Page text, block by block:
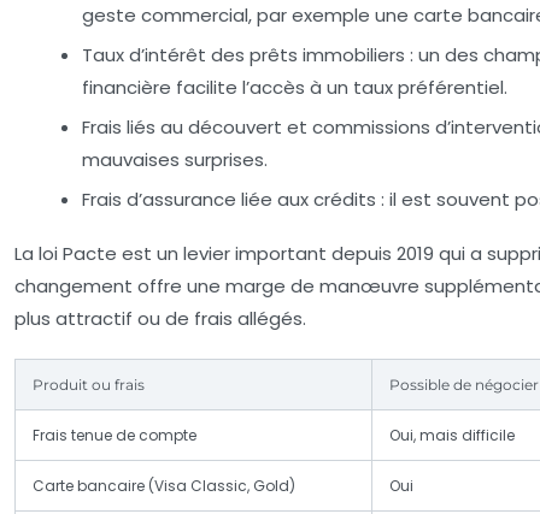
geste commercial, par exemple une carte
Taux d’intérêt des prêts immobiliers : un des
financière facilite l’accès à un taux préférentiel.
Frais liés au découvert et commissions
mauvaises surprises.
Frais d’assurance liée aux crédits : il est souvent
La loi Pacte est un levier important depuis 2019 qui a
changement offre une marge de manœuvre
plus attractif ou de frais allégés.
Produit ou frais Possible de
Frais tenue de compte Oui, mais difficile
Carte bancaire (Visa Classic, Gold) Oui